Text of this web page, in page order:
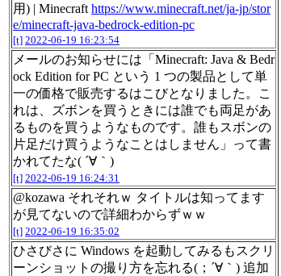
用) | Minecrafthttps://www.minecraft.net/ja-jp/stor
e/minecraft-java-bedrock-edition-pc
[t] 2022-06-19 16:23:54
メールのお知らせには「Minecraft: Java & Bedr
ock Edition for PC という 1 つの製品として単
一の価格で販売するはこびとなりました。こ
れは、ズボンを買うときには誰でも両足があ
るものを買うようなものです。誰もスボンの
片足だけ買うようなことはしません」って書
かれてたな( ´∀｀)
[t] 2022-06-19 16:24:31
@kozawa それそれｗ タイトルは知ってます
が見てないので詳細わからずｗｗ
[t] 2022-06-19 16:35:02
ひさびさに Windows を起動してみるもスクリ
ーンショットの撮り方を忘れる(；´∀｀) 追加